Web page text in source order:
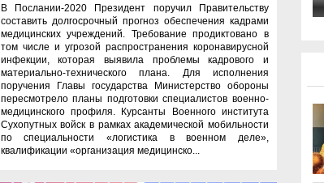
В Послании-2020 Президент поручил Правительству
составить долгосрочный прогноз обеспечения кадрами
медицинских учреждений. Требование продиктовано в
том числе и угрозой распространения коронавирусной
инфекции, которая выявила проблемы кадрового и
материально-технического плана. Для исполнения
поручения Главы государства Министерство обороны
пересмотрело планы подготовки специалистов военно-
медицинского профиля. Курсанты Военного института
Сухопутных войск в рамках академической мобильности
по специальности «логистика в военном деле»,
квалификации «организация медицинско...